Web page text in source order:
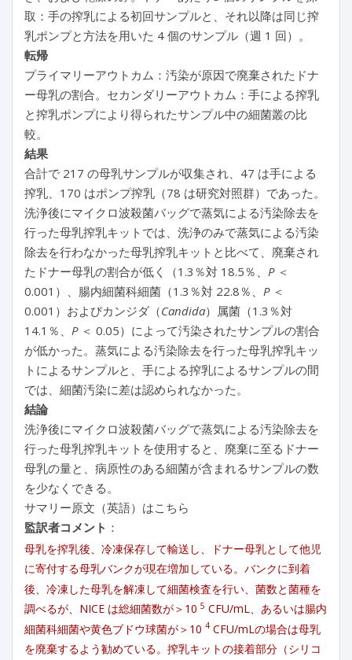
取：手の搾乳による初回サンプルと、それ以降は同じ搾
乳ポンプと方法を用いた 4 個のサンプル（週 1 回）。
転帰
プライマリーアウトカム：汚染が原因で廃棄されたドナ
ー母乳の割合。セカンダリーアウトカム：手による搾乳
と搾乳ポンプにより得られたサンプル中の細菌叢の比
較。
結果
合計で 217 の母乳サンプルが収集され、47 は手による
搾乳、170 はポンプ搾乳（78 は研究対照群）であった。
洗浄後にマイクロ波殺菌バッグで蒸気による汚染除去を
行った母乳搾乳キットでは、洗浄のみで蒸気による汚染
除去を行わなかった母乳搾乳キットと比べて、廃棄され
たドナー母乳の割合が低く（1.3％対 18.5％、 P＜
0.001）、腸内細菌科細菌（1.3％対 22.8％、 P＜
0.001）およびカンジダ（Candida）属菌（1.3％対
14.1％、 P＜ 0.05）によって汚染されたサンプルの割合
が低かった。蒸気による汚染除去を行った母乳搾乳キッ
トによるサンプルと、手による搾乳によるサンプルの間
では、細菌汚染に差は認められなかった。
結論
洗浄後にマイクロ波殺菌バッグで蒸気による汚染除去を
行った母乳搾乳キットを使用すると、廃棄に至るドナー
母乳の量と、病原性のある細菌が含まれるサンプルの数
を少なくできる。
サマリー原文（英語）はこちら
監訳者コメント ：
母乳を搾乳後、冷凍保存して輸送し、ドナー母乳として他児
に寄付する母乳バンクが現在増加している。バンクに到着
後、冷凍した母乳を解凍して細菌検査を行い、菌数と菌種を
調べるが、NICE は総細菌数が＞10 5 CFU/mL、あるいは腸内
細菌科細菌や黄色ブドウ球菌が＞10 4 CFU/mLの場合は母乳
を廃棄するよう勧めている。搾乳キットの接着部分（シリコ